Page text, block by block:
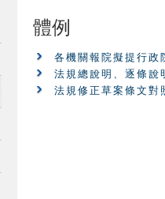
體例
各機關報院擬提行政
法規總說明、逐條說
法規修正草案條文對